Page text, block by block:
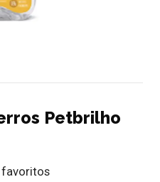
Petbrilho
favoritos